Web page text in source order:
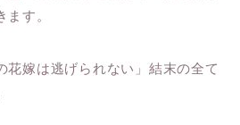
す。
花嫁は逃げられない」結末の全て